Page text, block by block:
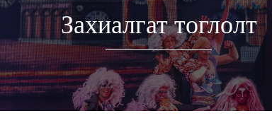
Захиалгат тоглолт